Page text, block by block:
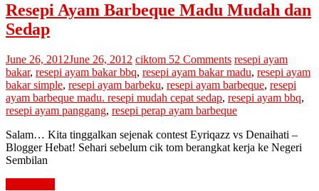
Resepi Ayam Barbeque Madu Mudah dan
Sedap
June 26, 2012June 26, 2012 ciktom 52 Comments resepi ayam
bakar, resepi ayam bakar bbq, resepi ayam bakar madu, resepi ayam
bakar simple, resepi ayam barbeku, resepi ayam barbeque, resepi
ayam barbeque madu. resepi mudah cepat sedap, resepi ayam bbq,
resepi ayam panggang, resepi perap ayam barbeque
Salam… Kita tinggalkan sejenak contest Eyriqazz vs Denaihati –
Blogger Hebat! Sehari sebelum cik tom berangkat kerja ke Negeri
Sembilan